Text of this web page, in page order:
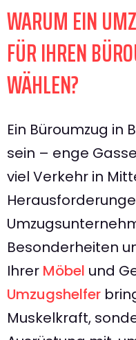
WARUM EIN
FÜR IHREN
WÄHLEN?
Ein Büroumzug in
sein – enge
viel Verkehr in
Besonderheiten
Ihrer Möbel und
Umzugshelfer
Muskelkraft,